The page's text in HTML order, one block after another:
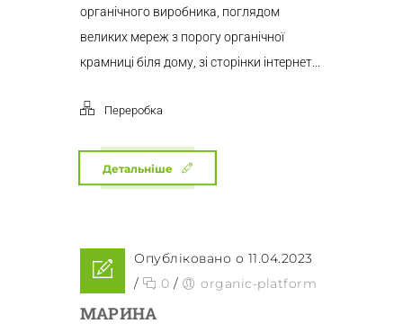
органічного виробника, поглядом
великих мереж з порогу органічної
крамниці біля дому, зі сторінки інтернет...
Переробка
Детальніше
Опубліковано о 11.04.2023
/
0 / organic-platform
МАРИНА